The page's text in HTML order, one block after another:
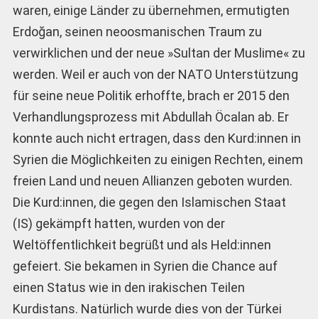
waren, einige Länder zu übernehmen, ermutigten
Erdoğan, seinen neoosmanischen Traum zu
verwirklichen und der neue »Sultan der Muslime« zu
werden. Weil er auch von der NATO Unterstützung
für seine neue Politik erhoffte, brach er 2015 den
Verhandlungsprozess mit Abdullah Öcalan ab. Er
konnte auch nicht ertragen, dass den Kurd:innen in
Syrien die Möglichkeiten zu einigen Rechten, einem
freien Land und neuen Allianzen geboten wurden.
Die Kurd:innen, die gegen den Islamischen Staat
(IS) gekämpft hatten, wurden von der
Weltöffentlichkeit begrüßt und als Held:innen
gefeiert. Sie bekamen in Syrien die Chance auf
einen Status wie in den irakischen Teilen
Kurdistans. Natürlich wurde dies von der Türkei